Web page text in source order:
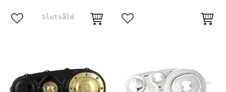
Lägg till i favoriter Lägg till i favoriter